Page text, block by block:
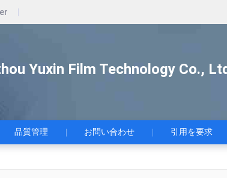
Yuxin Film Technology Co.,
品質管理 お問い合わせ 引用を要求